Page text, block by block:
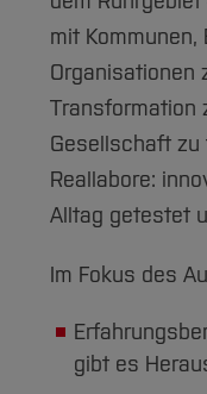
mit
Organisationen
Transformation
Gesellschaft zu
Reallabore:
Alltag getestet
Im Fokus des
gibt es